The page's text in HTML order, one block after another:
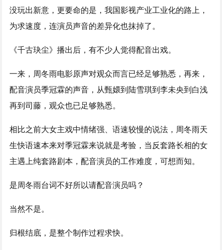
没玩出新意，更要命的是，我国影视产业工业化的路上，
为求速度，连演员声音的差异化也抹掉了。
《千古玦尘》播出后，有不少人觉得配音出戏。
一来，周冬雨电影原声对观众而言已经足够熟悉，再来，
配音演员季冠霖的声音，从甄嬛到陆雪琪到李未央到白浅
再到司藤，观众也已足够熟悉。
相比之前大女主戏中情绪强、语速较慢的说法，周冬雨天
生快语速本来对季冠霖来说就是考验，当反套路长相的女
主遇上纯套路剧本，配音演员的工作难度，可想而知。
是周冬雨台词不好所以请配音演员吗？
当然不是。
归根结底，是整个制作过程求快。